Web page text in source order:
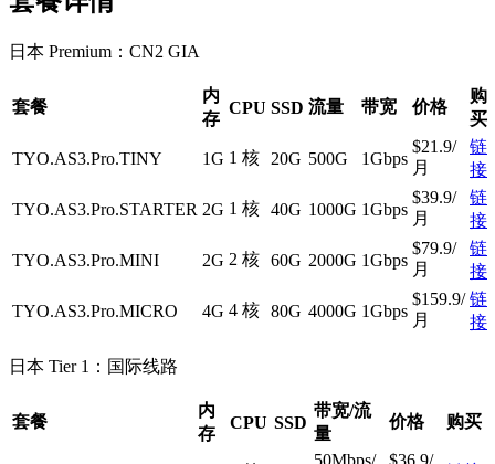
日本 Premium：CN2 GIA
套餐
内
存
CPU SSD 流量 带宽 价格
购
买
TYO.AS3.Pro.TINY 1G 1 核 20G 500G 1Gbps
$21.9/
月
链
接
TYO.AS3.Pro.STARTER 2G 1 核 40G 1000G 1Gbps
$39.9/
月
链
接
TYO.AS3.Pro.MINI 2G 2 核 60G 2000G 1Gbps
$79.9/
月
链
接
TYO.AS3.Pro.MICRO 4G 4 核 80G 4000G 1Gbps
$159.9/
月
链
接
日本 Tier 1：国际线路
套餐
内
存
CPU SSD
带宽/流
量
价格 购买